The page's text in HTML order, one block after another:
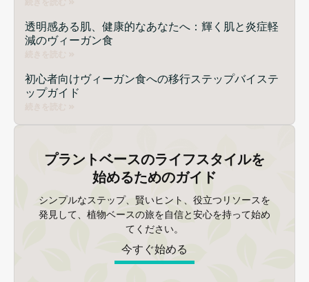
透明感ある肌、健康的なあなたへ：輝く肌と炎症軽
減のヴィーガン食
初心者向けヴィーガン食への移行ステップバイステ
ップガイド
プラントベースのライフスタイルを
始めるためのガイド
シンプルなステップ、賢いヒント、役立つリソースを
発見して、植物ベースの旅を自信と安心を持って始め
てください。
今すぐ始める